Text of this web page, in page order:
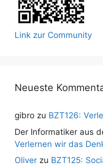
Link zur Community
Neueste
gibro zu BZT126:
Der Informatiker aus
Verlernen wir das
Oliver zu BZT125: